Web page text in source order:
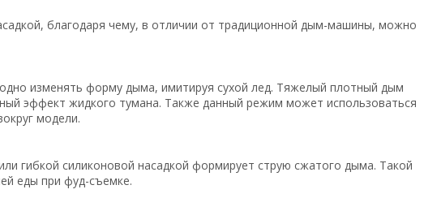
благодаря чему, в отличии от традиционной дым-машины, можно
изменять форму дыма, имитируя сухой лед. Тяжелый плотный дым
эффект жидкого тумана. Также данный режим может использоваться
модели.
гибкой силиконовой насадкой формирует струю сжатого дыма. Такой
еды при фуд-съемке.